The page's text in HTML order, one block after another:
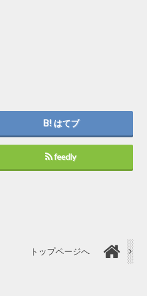
はてブ
feedly
トップページへ